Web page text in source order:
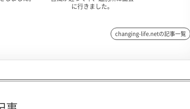
に行きました。
changing-life.netの記事一覧